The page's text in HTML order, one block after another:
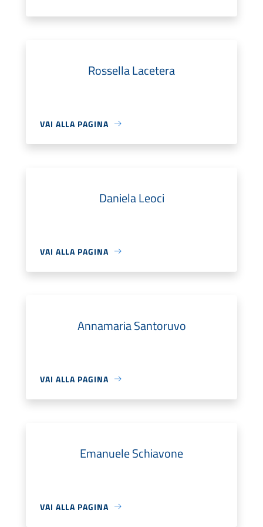
Rossella Lacetera
VAI ALLA PAGINA
Daniela Leoci
VAI ALLA PAGINA
Annamaria Santoruvo
VAI ALLA PAGINA
Emanuele Schiavone
VAI ALLA PAGINA